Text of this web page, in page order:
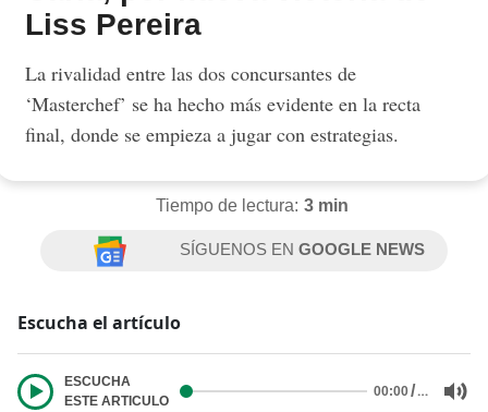
Liss Pereira
La rivalidad entre las dos concursantes de
‘Masterchef’ se ha hecho más evidente en la recta
final, donde se empieza a jugar con estrategias.
Tiempo de lectura: 3 min
SÍGUENOS ENGOOGLE NEWS
Escucha el artículo
ESCUCHA
ESTE ARTICULO
00:00/…